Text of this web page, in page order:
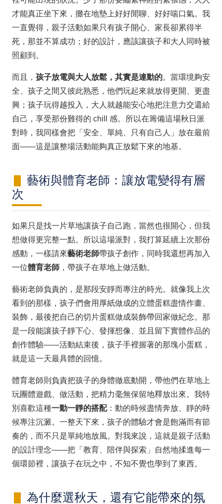
才能真正坐下來，攤在地墊上好好閒聊、好好喘口氣。我
一直覺得，親子活動如果只有孩子開心、家長卻累得半
死，那並不算成功；好的設計，應該讓孩子和大人同時被
照顧到。
而且， 孩子放電與大人放鬆，其實是連動的。當環境夠安
全、孩子之間又彼此熟悉，他們玩起來就放得更開、更盡
興；孩子玩得越投入，大人就越能安心地把注意力交還給
自己，享受那份難得的 chill 感。所以在籌備這場秋日派
對時，我同樣會把「安全、單純、只有自己人」放在最前
面——這是讓整場活動能夠真正放鬆下來的地基。
藝術與體育老師：讓放電變得有層
次
如果只是找一片草地讓孩子自己跑，當然也很開心，但我
想做得更完整一點。所以這場派對，我打算延續上次那份
感動，一樣請來藝術老師帶孩子創作，同時我還想再加入
一位體育老師 ，帶孩子在草地上做活動。
藝術老師負責的，是那段安靜而專注的時光。就像我上次
看到的那樣，孩子們會用厚紙做成的立體蛋糕盡情作畫、
裝飾，最後把自己的切片蛋糕做成裝飾帶回家做紀念。那
是一段能讓孩子靜下心、發揮想像、並且留下實體作品的
創作體驗——活動結束後，孩子手裡握著的那塊小蛋糕，
就是這一天最具體的回憶。
體育老師則負責把孩子的身體徹底動開，帶他們在草地上
玩團體遊戲、做活動，把精力毫無保留地釋放出來。我特
別喜歡這種一動一靜的搭配：動的時候盡情奔放、靜的時
候專注沉澱。一整天下來，孩子的體驗才會是飽滿而有節
奏的，而不只是單純地放風。對我來說，這就是親子活動
的設計理念——把「教育、陪伴與探索」自然地揉進每一
個環節裡，讓孩子在玩之中，不知不覺也學到了東西。
為什麼選秋天，還有它能帶來的氛